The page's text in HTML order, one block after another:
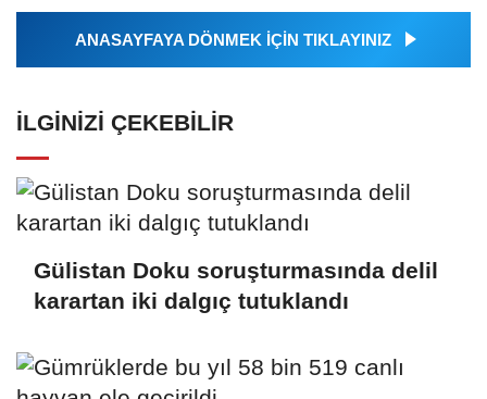
ANASAYFAYA DÖNMEK İÇİN TIKLAYINIZ
İLGINIZI ÇEKEBILIR
Gülistan Doku soruşturmasında delil
karartan iki dalgıç tutuklandı